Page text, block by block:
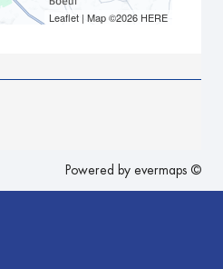
Leaflet| Map ©2026 HERE
Powered by evermaps ©